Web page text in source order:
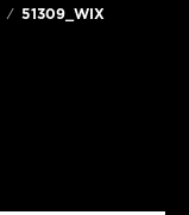
51309_WIX